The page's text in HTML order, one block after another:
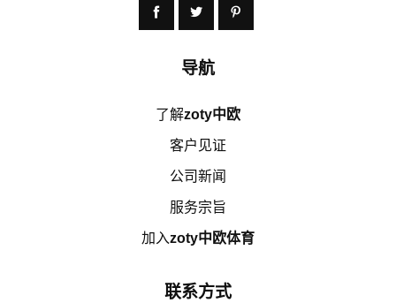
导航
了解zoty中欧
客户见证
公司新闻
服务宗旨
加入zoty中欧体育
联系方式